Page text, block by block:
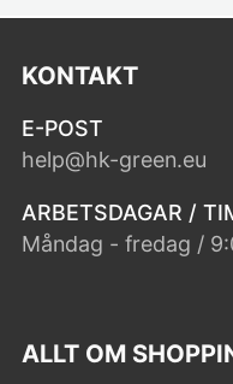
KONTAKT
E-POST
help@hk-green.eu
ARBETSDAGAR /
Måndag - fredag /
ALLT OM